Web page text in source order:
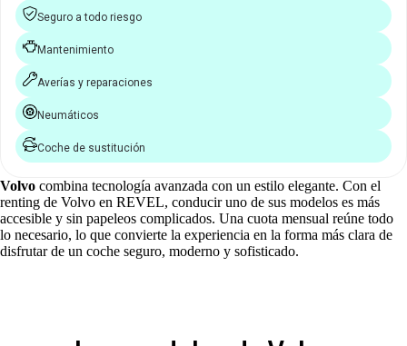
Seguro a todo riesgo
Mantenimiento
Averías y reparaciones
Neumáticos
Coche de sustitución
Volvo combina tecnología avanzada con un estilo elegante. Con el
renting de Volvo en REVEL, conducir uno de sus modelos es más
accesible y sin papeleos complicados. Una cuota mensual reúne todo
lo necesario, lo que convierte la experiencia en la forma más clara de
disfrutar de un coche seguro, moderno y sofisticado.